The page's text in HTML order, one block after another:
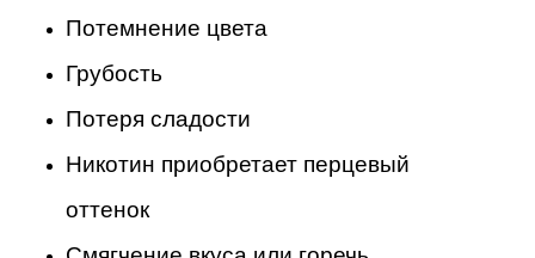
Потемнение цвета
Грубость
Потеря сладости
Никотин приобретает перцевый
оттенок